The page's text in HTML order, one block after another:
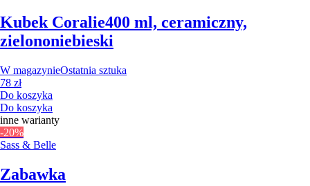
Kubek Coralie400 ml, ceramiczny,
zielononiebieski
W magazynieOstatnia sztuka
78 zł
Do koszyka
Do koszyka
inne warianty
-20%
Sass & Belle
Zabawka